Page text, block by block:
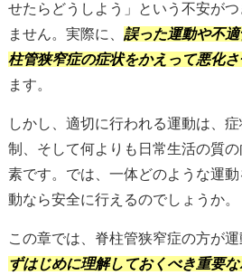
せたらどうしよう」という不安が
ません。実際に、 誤った運動や不
柱管狭窄症の症状をかえって悪化さ
ます。
しかし、適切に行われる運動は、
制、そして何よりも日常生活の質
素です。では、一体どのような運
動なら安全に行えるのでしょうか。
この章では、脊柱管狭窄症の方が運
ずはじめに理解しておくべき重要な